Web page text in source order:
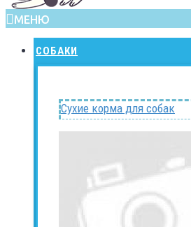
МЕНЮ
СОБАКИ
Сухие корма для собак